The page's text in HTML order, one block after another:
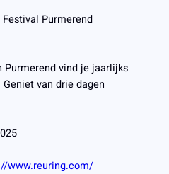
Festival Purmerend
Purmerend vind je jaarlijks
van drie dagen
www.reuring.com/